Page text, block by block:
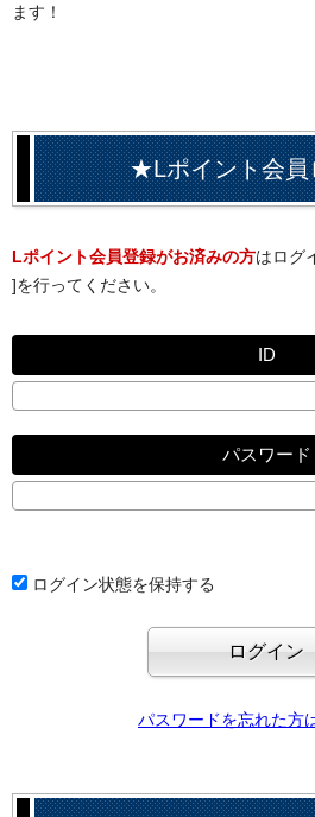
ます！
★Lポイント会員
Lポイント会員登録がお済みの方はログ
]を行ってください。
ID
パスワード
ログイン状態を保持する
パスワードを忘れた方